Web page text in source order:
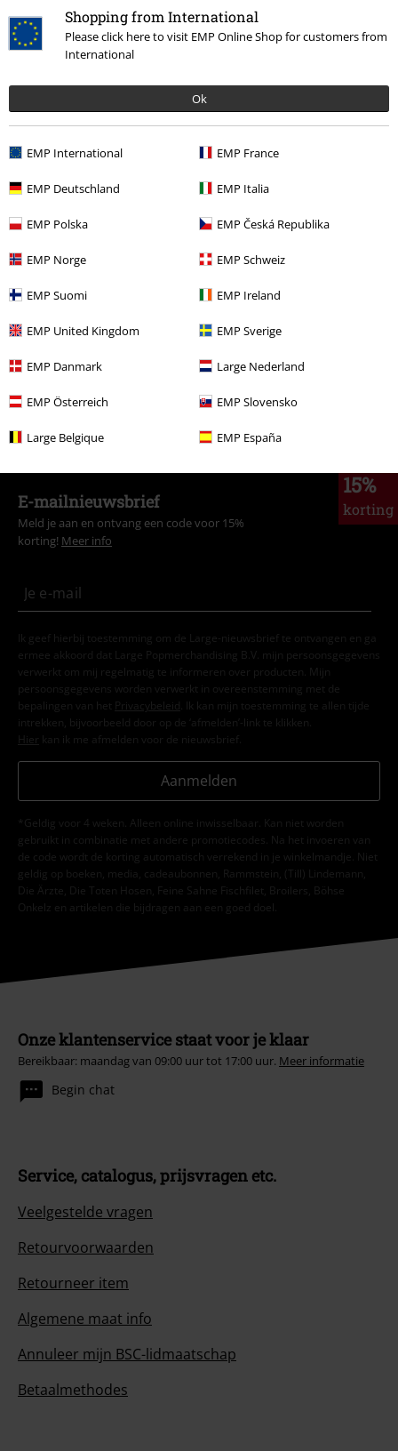
Shopping from International
Please click here to visit EMP Online Shop for customers from
International
Ok
EMP International EMP France
EMP Deutschland EMP Italia
EMP Polska EMP Česká Republika
EMP Norge EMP Schweiz
EMP Suomi EMP Ireland
EMP United Kingdom EMP Sverige
EMP Danmark Large Nederland
EMP Österreich EMP Slovensko
Large Belgique EMP España
Films & Series Keukenspullen Mokken en bekers
Stijlen Cadeau-ideeën
Films & Series Disney Disney Cadeaus
Films & Series Keukenaccessoires Mokken en bekers
Films & Series Films en tv
15%
korting
E-mailnieuwsbrief
Meld je aan en ontvang een code voor 15%
korting! Meer info
Ik geef hierbij toestemming om de Large-nieuwsbrief te ontvangen en ga
ermee akkoord dat Large Popmerchandising B.V. mijn persoonsgegevens
verwerkt om mij regelmatig te informeren over producten. Mijn
persoonsgegevens worden verwerkt in overeenstemming met de
bepalingen van het
Privacybeleid . Ik kan mijn toestemming te allen tijde
intrekken, bijvoorbeeld door op de ‘afmelden’-link te klikken.
Hier kan ik me afmelden voor de nieuwsbrief.
Aanmelden
*Geldig voor 4 weken. Alleen online inwisselbaar. Kan niet worden
gebruikt in combinatie met andere promotiecodes. Na het invoeren van
de code wordt de korting automatisch verrekend in je winkelmandje. Niet
geldig op boeken, media, cadeaubonnen, Rammstein, (Till) Lindemann,
Die Ärzte, Die Toten Hosen, Feine Sahne Fischfilet, Broilers, Böhse
Onkelz en artikelen die bijdragen aan een goed doel.
Onze klantenservice staat voor je klaar
Bereikbaar: maandag van 09:00 uur tot 17:00 uur. Meer informatie
Begin chat
Service, catalogus, prijsvragen etc.
Veelgestelde vragen
Retourvoorwaarden
Retourneer item
Algemene maat info
Annuleer mijn BSC-lidmaatschap
Betaalmethodes